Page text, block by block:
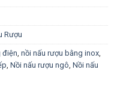
Rượu
điện nồi nấu rượu bằng inox,
Nồi nấu rượu ngô Nồi nấu